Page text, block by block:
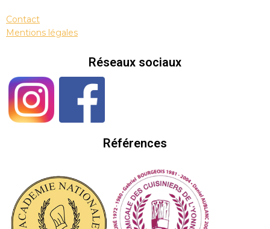
Contact
Mentions légales
Réseaux sociaux
Références